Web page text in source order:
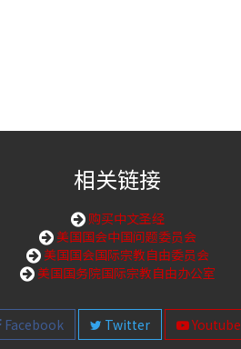
相关链接
购买中文圣经
美国国会中国问题委员会
美国国会国际宗教自由委员会
美国国务院国际宗教自由办公室
Facebook Twitter Youtube